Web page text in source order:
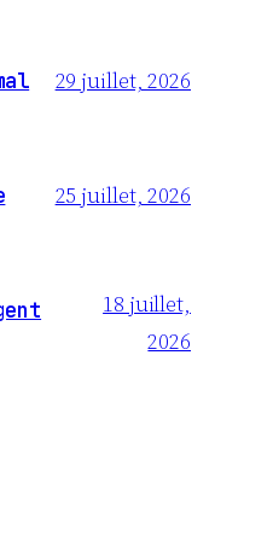
29 juillet, 2026
25 juillet, 2026
18 juillet,
2026